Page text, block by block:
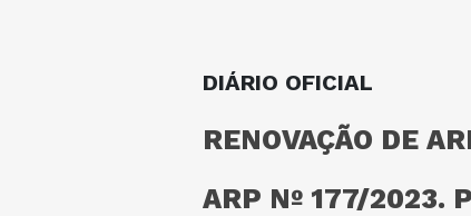
DIÁRIO OFICIAL
RENOVAÇÃO DE
ARP Nº 177/2023.